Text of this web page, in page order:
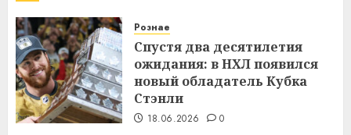
Рознае
Спустя два десятилетия
ожидания: в НХЛ появился
новый обладатель Кубка
Стэнли
18.06.2026 0